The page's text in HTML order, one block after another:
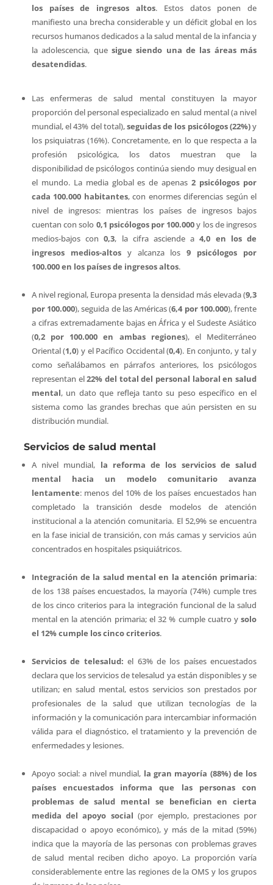
los países de ingresos altos. Estos datos ponen de
manifiesto una brecha considerable y un déficit global en los
recursos humanos dedicados a la salud mental de la infancia y
la adolescencia, que sigue siendo una de las áreas más
desatendidas.
Las enfermeras de salud mental constituyen la mayor
proporción del personal especializado en salud mental (a nivel
mundial, el 43% del total),seguidas de los psicólogos (22%)y
los psiquiatras (16%). Concretamente, en lo que respecta a la
profesión psicológica, los datos muestran que la
disponibilidad de psicólogos continúa siendo muy desigual en
el mundo. La media global es de apenas2 psicólogos por
cada 100.000 habitantes, con enormes diferencias según el
nivel de ingresos: mientras los países de ingresos bajos
cuentan con solo 0,1 psicólogos por 100.000y los de ingresos
medios-bajos con0,3, la cifra asciende a4,0 en los de
ingresos medios-altosy alcanza los9 psicólogos por
100.000 en los países de ingresos altos.
A nivel regional, Europa presenta la densidad más elevada (9,3
por 100.000), seguida de las Américas (6,4 por 100.000), frente
a cifras extremadamente bajas en África y el Sudeste Asiático
(0,2 por 100.000 en ambas regiones), el Mediterráneo
Oriental (1,0) y el Pacífico Occidental (0,4). En conjunto, y tal y
como señalábamos en párrafos anteriores, los psicólogos
representan el22% del total del personal laboral en salud
mental, un dato que refleja tanto su peso específico en el
sistema como las grandes brechas que aún persisten en su
distribución mundial.
Servicios de salud mental
A nivel mundial, la reforma de los servicios de salud
mental hacia un modelo comunitario avanza
lentamente: menos del 10% de los países encuestados han
completado la transición desde modelos de atención
institucional a la atención comunitaria. El 52,9% se encuentra
en la fase inicial de transición, con más camas y servicios aún
concentrados en hospitales psiquiátricos.
Integración de la salud mental en la atención primaria:
de los 138 países encuestados, la mayoría (74%) cumple tres
de los cinco criterios para la integración funcional de la salud
mental en la atención primaria; el 32 % cumple cuatro ysolo
el 12% cumple los cinco criterios.
Servicios de telesalud: el 63% de los países encuestados
declara que los servicios de telesalud ya están disponibles y se
utilizan; en salud mental, estos servicios son prestados por
profesionales de la salud que utilizan tecnologías de la
información y la comunicación para intercambiar información
válida para el diagnóstico, el tratamiento y la prevención de
enfermedades y lesiones.
Apoyo social: a nivel mundial, la gran mayoría (88%) de los
países encuestados informa que las personas con
problemas de salud mental se benefician en cierta
medida del apoyo social (por ejemplo, prestaciones por
discapacidad o apoyo económico), y más de la mitad (59%)
indica que la mayoría de las personas con problemas graves
de salud mental reciben dicho apoyo. La proporción varía
considerablemente entre las regiones de la OMS y los grupos